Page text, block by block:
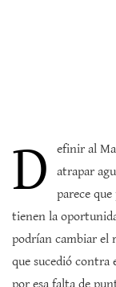
D
efinir al
atrapar
parece
tienen la
podrían cambiar el
que sucedió contra